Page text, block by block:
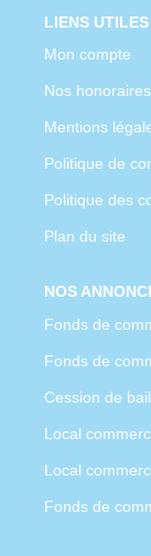
LIENS UTILES
Mon compte
Nos honoraires
Mentions
Politique de
Politique des
Plan du site
NOS
Fonds de
Fonds de
Cession de
Local
Local
Fonds de